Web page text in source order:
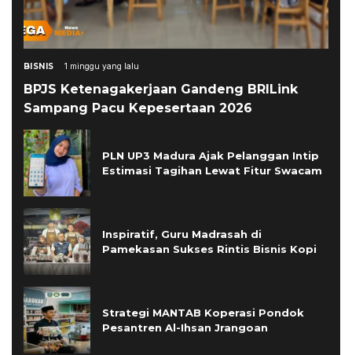
BISNIS 1 minggu yang lalu
BPJS Ketenagakerjaan Gandeng BRILink
Sampang Pacu Kepesertaan 2026
PLN UP3 Madura Ajak Pelanggan Intip
Estimasi Tagihan Lewat Fitur Swacam
Inspiratif, Guru Madrasah di
Pamekasan Sukses Rintis Bisnis Kopi
Strategi MANTAB Koperasi Pondok
Pesantren Al-Ihsan Jrangoan